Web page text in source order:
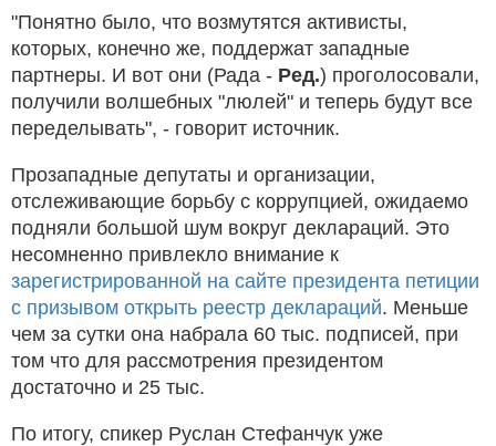
"Понятно было, что возмутятся активисты,
которых, конечно же, поддержат западные
партнеры. И вот они (Рада - Ред.) проголосовали,
получили волшебных "люлей" и теперь будут все
переделывать", - говорит источник.
Прозападные депутаты и организации,
отслеживающие борьбу с коррупцией, ожидаемо
подняли большой шум вокруг деклараций. Это
несомненно привлекло внимание к
зарегистрированной на сайте президента петиции
с призывом открыть реестр деклараций. Меньше
чем за сутки она набрала 60 тыс. подписей, при
том что для рассмотрения президентом
достаточно и 25 тыс.
По итогу, спикер Руслан Стефанчук уже